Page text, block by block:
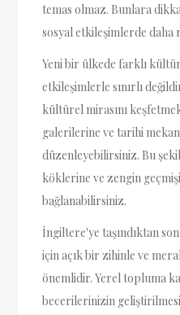
temas olmaz. Bunlara
sosyal etkileşimlerde daha
Yeni bir ülkede farklı
etkileşimlerle sınırlı
kültürel mirasını
galerilerine ve tarihi
düzenleyebilirsiniz. Bu
köklerine ve zengin
bağlanabilirsiniz.
İngiltere'ye taşındıktan
için açık bir zihinle ve
önemlidir. Yerel topluma
becerilerinizin